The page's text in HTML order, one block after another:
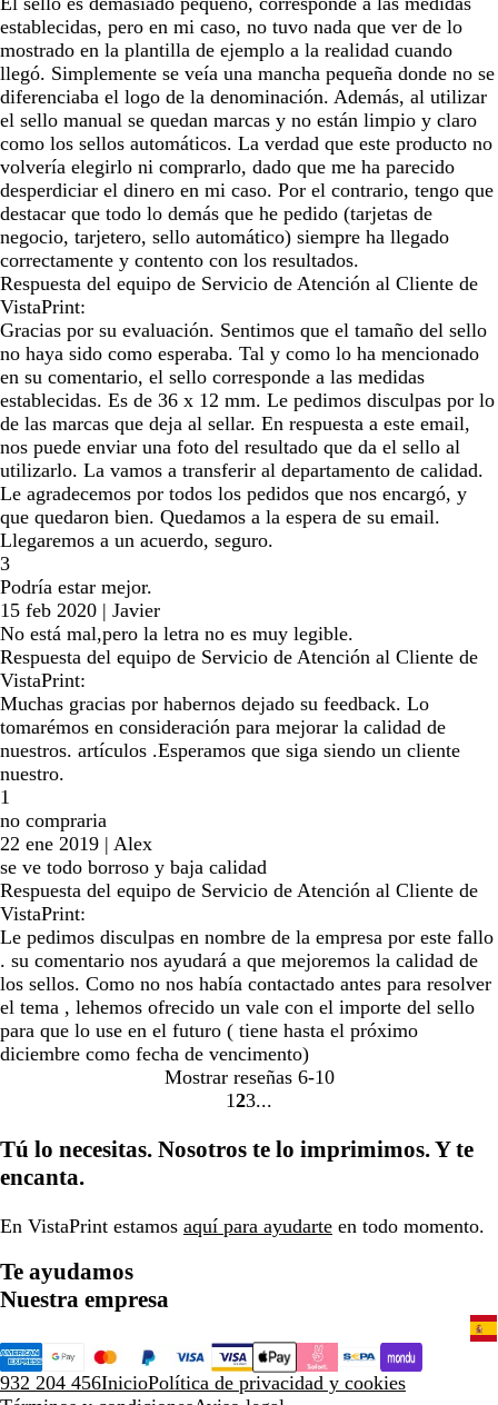
establecidas, pero en mi caso, no tuvo nada que ver de lo
mostrado en la plantilla de ejemplo a la realidad cuando
llegó. Simplemente se veía una mancha pequeña donde no se
diferenciaba el logo de la denominación. Además, al utilizar
el sello manual se quedan marcas y no están limpio y claro
como los sellos automáticos. La verdad que este producto no
volvería elegirlo ni comprarlo, dado que me ha parecido
desperdiciar el dinero en mi caso. Por el contrario, tengo que
destacar que todo lo demás que he pedido (tarjetas de
negocio, tarjetero, sello automático) siempre ha llegado
correctamente y contento con los resultados.
Respuesta del equipo de Servicio de Atención al Cliente de
VistaPrint:
Gracias por su evaluación. Sentimos que el tamaño del sello
no haya sido como esperaba. Tal y como lo ha mencionado
en su comentario, el sello corresponde a las medidas
establecidas. Es de 36 x 12 mm. Le pedimos disculpas por lo
de las marcas que deja al sellar. En respuesta a este email,
nos puede enviar una foto del resultado que da el sello al
utilizarlo. La vamos a transferir al departamento de calidad.
Le agradecemos por todos los pedidos que nos encargó, y
que quedaron bien. Quedamos a la espera de su email.
Llegaremos a un acuerdo, seguro.
3
Podría estar mejor.
15 feb 2020 | Javier
No está mal,pero la letra no es muy legible.
Respuesta del equipo de Servicio de Atención al Cliente de
VistaPrint:
Muchas gracias por habernos dejado su feedback. Lo
tomarémos en consideración para mejorar la calidad de
nuestros. artículos .Esperamos que siga siendo un cliente
nuestro.
1
no compraria
22 ene 2019 | Alex
se ve todo borroso y baja calidad
Respuesta del equipo de Servicio de Atención al Cliente de
VistaPrint:
Le pedimos disculpas en nombre de la empresa por este fallo
. su comentario nos ayudará a que mejoremos la calidad de
los sellos. Como no nos había contactado antes para resolver
el tema , lehemos ofrecido un vale con el importe del sello
para que lo use en el futuro ( tiene hasta el próximo
diciembre como fecha de vencimento)
Mostrar reseñas 6-10
Ir
la
1 Ir
la
2Ir
la
3
Tú lo necesitas. Nosotros te lo imprimimos. Y te
encanta.
En VistaPrint estamos aquí para ayudarte en todo momento.
Te ayudamos
Nuestra empresa
932 204 456InicioPolítica de privacidad y cookies